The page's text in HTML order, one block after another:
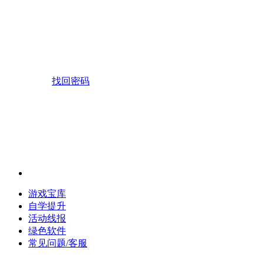
找回密码
游戏宝库
自学提升
活动线报
绿色软件
常见问题/客服